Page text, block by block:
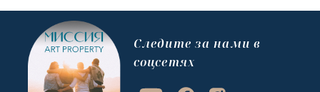
Cледите за нами в
соцсетях